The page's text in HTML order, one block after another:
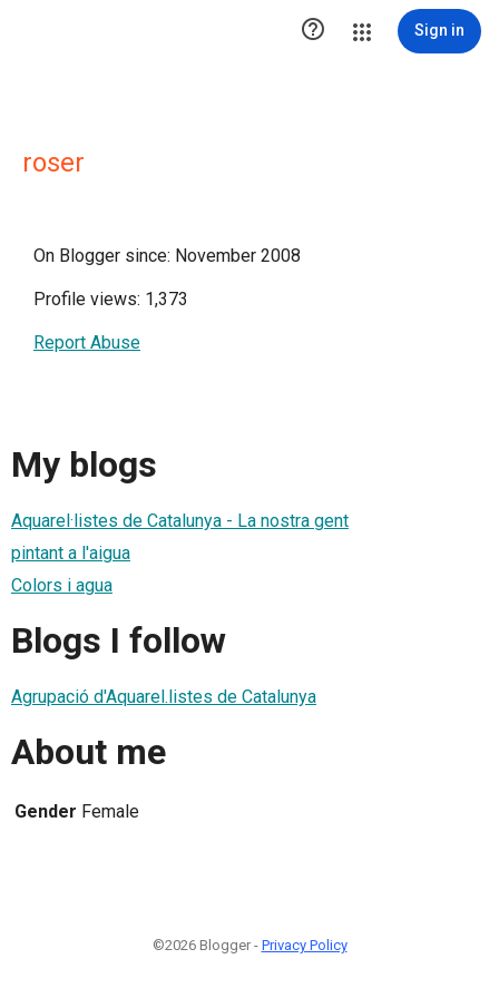
 Sign in
roser
On Blogger since: November 2008
Profile views: 1,373
Report Abuse
My blogs
Aquarel·listes de Catalunya - La nostra gent
pintant a l'aigua
Colors i agua
Blogs I follow
Agrupació d'Aquarel.listes de Catalunya
About me
Gender Female
©2026 Blogger - Privacy Policy